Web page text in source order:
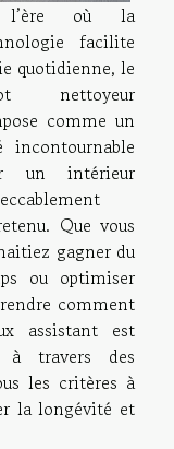
où la
facilite
quotidienne, le
nettoyeur
comme un
incontournable
un intérieur
Que vous
gagner du
ou optimiser
comment
assistant est
à travers des
les critères à
la longévité et